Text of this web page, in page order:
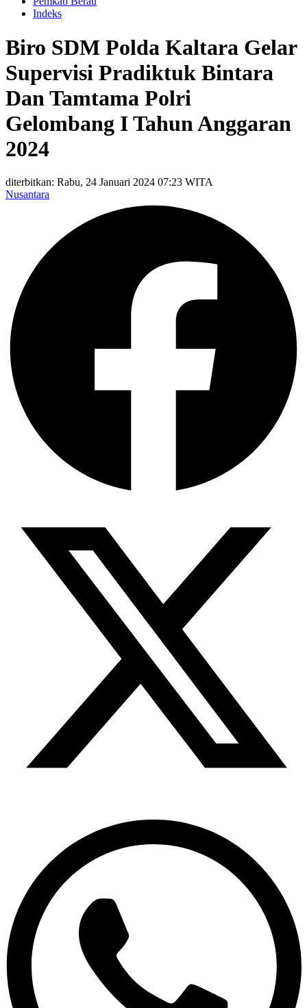
Indeks
Biro SDM Polda Kaltara Gelar
Supervisi Pradiktuk Bintara
Dan Tamtama Polri
Gelombang I Tahun Anggaran
2024
diterbitkan: Rabu, 24 Januari 2024 07:23 WITA
Nusantara